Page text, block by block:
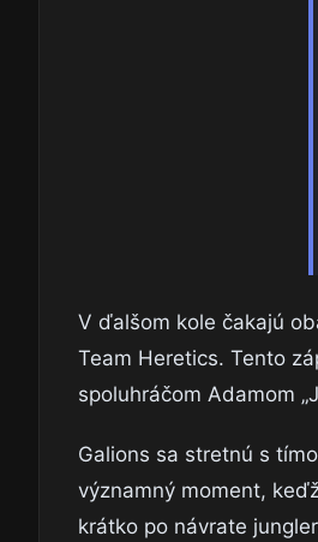
V ďalšom kole čakajú
Team Heretics. Tento
spoluhráčom Adamom
Galions sa stretnú s
významný moment,
krátko po návrate